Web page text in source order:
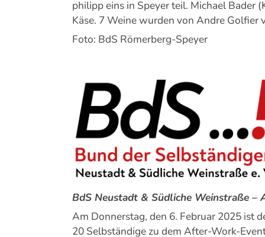
philipp eins in Speyer teil. Michael Bader
Käse. 7 Weine wurden von Andre
Foto: BdS Römerberg-Speyer
BdS Neustadt & Südliche Weinstraße
Am Donnerstag, den 6. Februar 2025 ist
20 Selbständige zu dem After-Work-